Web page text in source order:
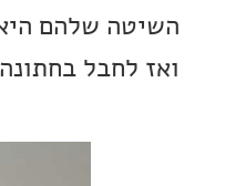
השיטה שלהם היא
ואז לחבל